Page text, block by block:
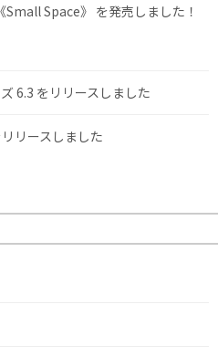
Small Space》 を発売しました！
6.3 をリリースしました
リースしました